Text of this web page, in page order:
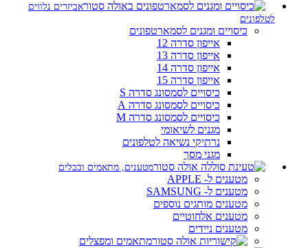
אביזרים נלווים
לטלפונים
כיסויים ומגנים לסמארטפונים
אייפון סדרה 12
אייפון סדרה 13
אייפון סדרה 14
אייפון סדרה 15
כיסויים לסמסונג סדרה S
כיסויים לסמסונג סדרה A
כיסויים לסמסונג סדרה M
מגנים לשיאומי
נרתיקי נשיאה לטלפונים
מגני מסך
מטענים, מתאמים וכבלים
מטענים ל- APPLE
מטענים ל- SAMSUNG
מטענים מותגים נוספים
מטענים אלחוטיים
מטענים ניידים
מתאמים ומפצלים